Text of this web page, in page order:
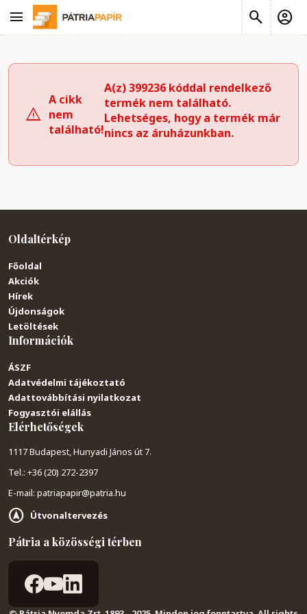
A cikk
nem
található!
A(z) 399236 kóddal rendelkező
termék nem található.
Lehetséges, hogy a termék már
nincs az áruházunkban.
Oldaltérkép
Főoldal
Akciók
Hírek
Újdonságok
Letöltések
Információk
ÁSZF
Adatvédelmi tájékoztató
Adattovábbítási nyilatkozat
Fogyasztói elállás
Elérhetőségek
1117 Budapest, Hunyadi János út 7.
Tel.: +36 (20) 272-2397
E-mail: patriapapir@patria.hu
Útvonaltervezés
Pátria a közösségi térben